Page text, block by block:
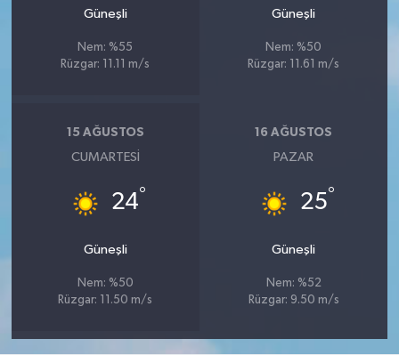
Güneşli
Nem: %55
Rüzgar: 11.11 m/s
Güneşli
Nem: %50
Rüzgar: 11.61 m/s
15 AĞUSTOS
CUMARTESI
24°
Güneşli
Nem: %50
Rüzgar: 11.50 m/s
16 AĞUSTOS
PAZAR
25°
Güneşli
Nem: %52
Rüzgar: 9.50 m/s